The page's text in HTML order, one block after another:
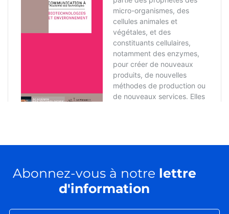
Abonnez-vous à notre lettre
d'information